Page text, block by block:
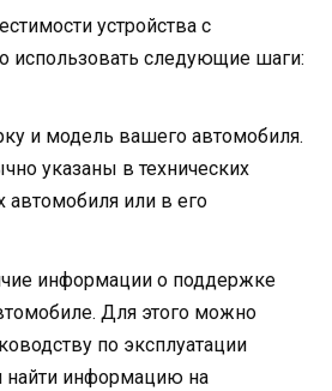
устройства с
использовать следующие шаги:
и модель вашего автомобиля.
указаны в технических
автомобиля или в его
информации о поддержке
Для этого можно
по эксплуатации
найти информацию на